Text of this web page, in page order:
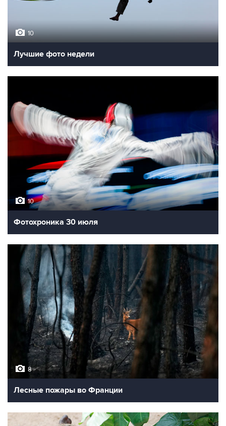
10
Лучшие фото недели
10
Фотохроника 30 июля
8
Лесные пожары во Франции